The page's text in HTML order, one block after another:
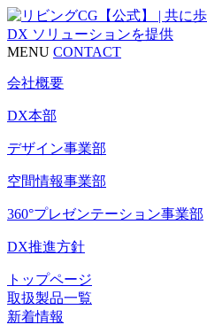
MENU CONTACT
会社概要
DX本部
デザイン事業部
空間情報事業部
360°プレゼンテーション事業部
DX推進方針
トップページ
取扱製品一覧
新着情報